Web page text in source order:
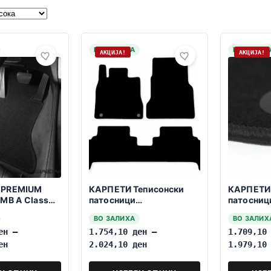
A Class
–
НА ЗАЛИХА
АКЦИЈА!
КАРПЕТИ Теписонски
патосници
класа кратка верзија
W168 07.1997-08.2004
ВО ЗАЛИХА
1.754,10 ден –
2.024,10 ден
НААКЦИЈА!
КАРПЕТИ
класа
W168
ВО
1.709,10
1.979,10